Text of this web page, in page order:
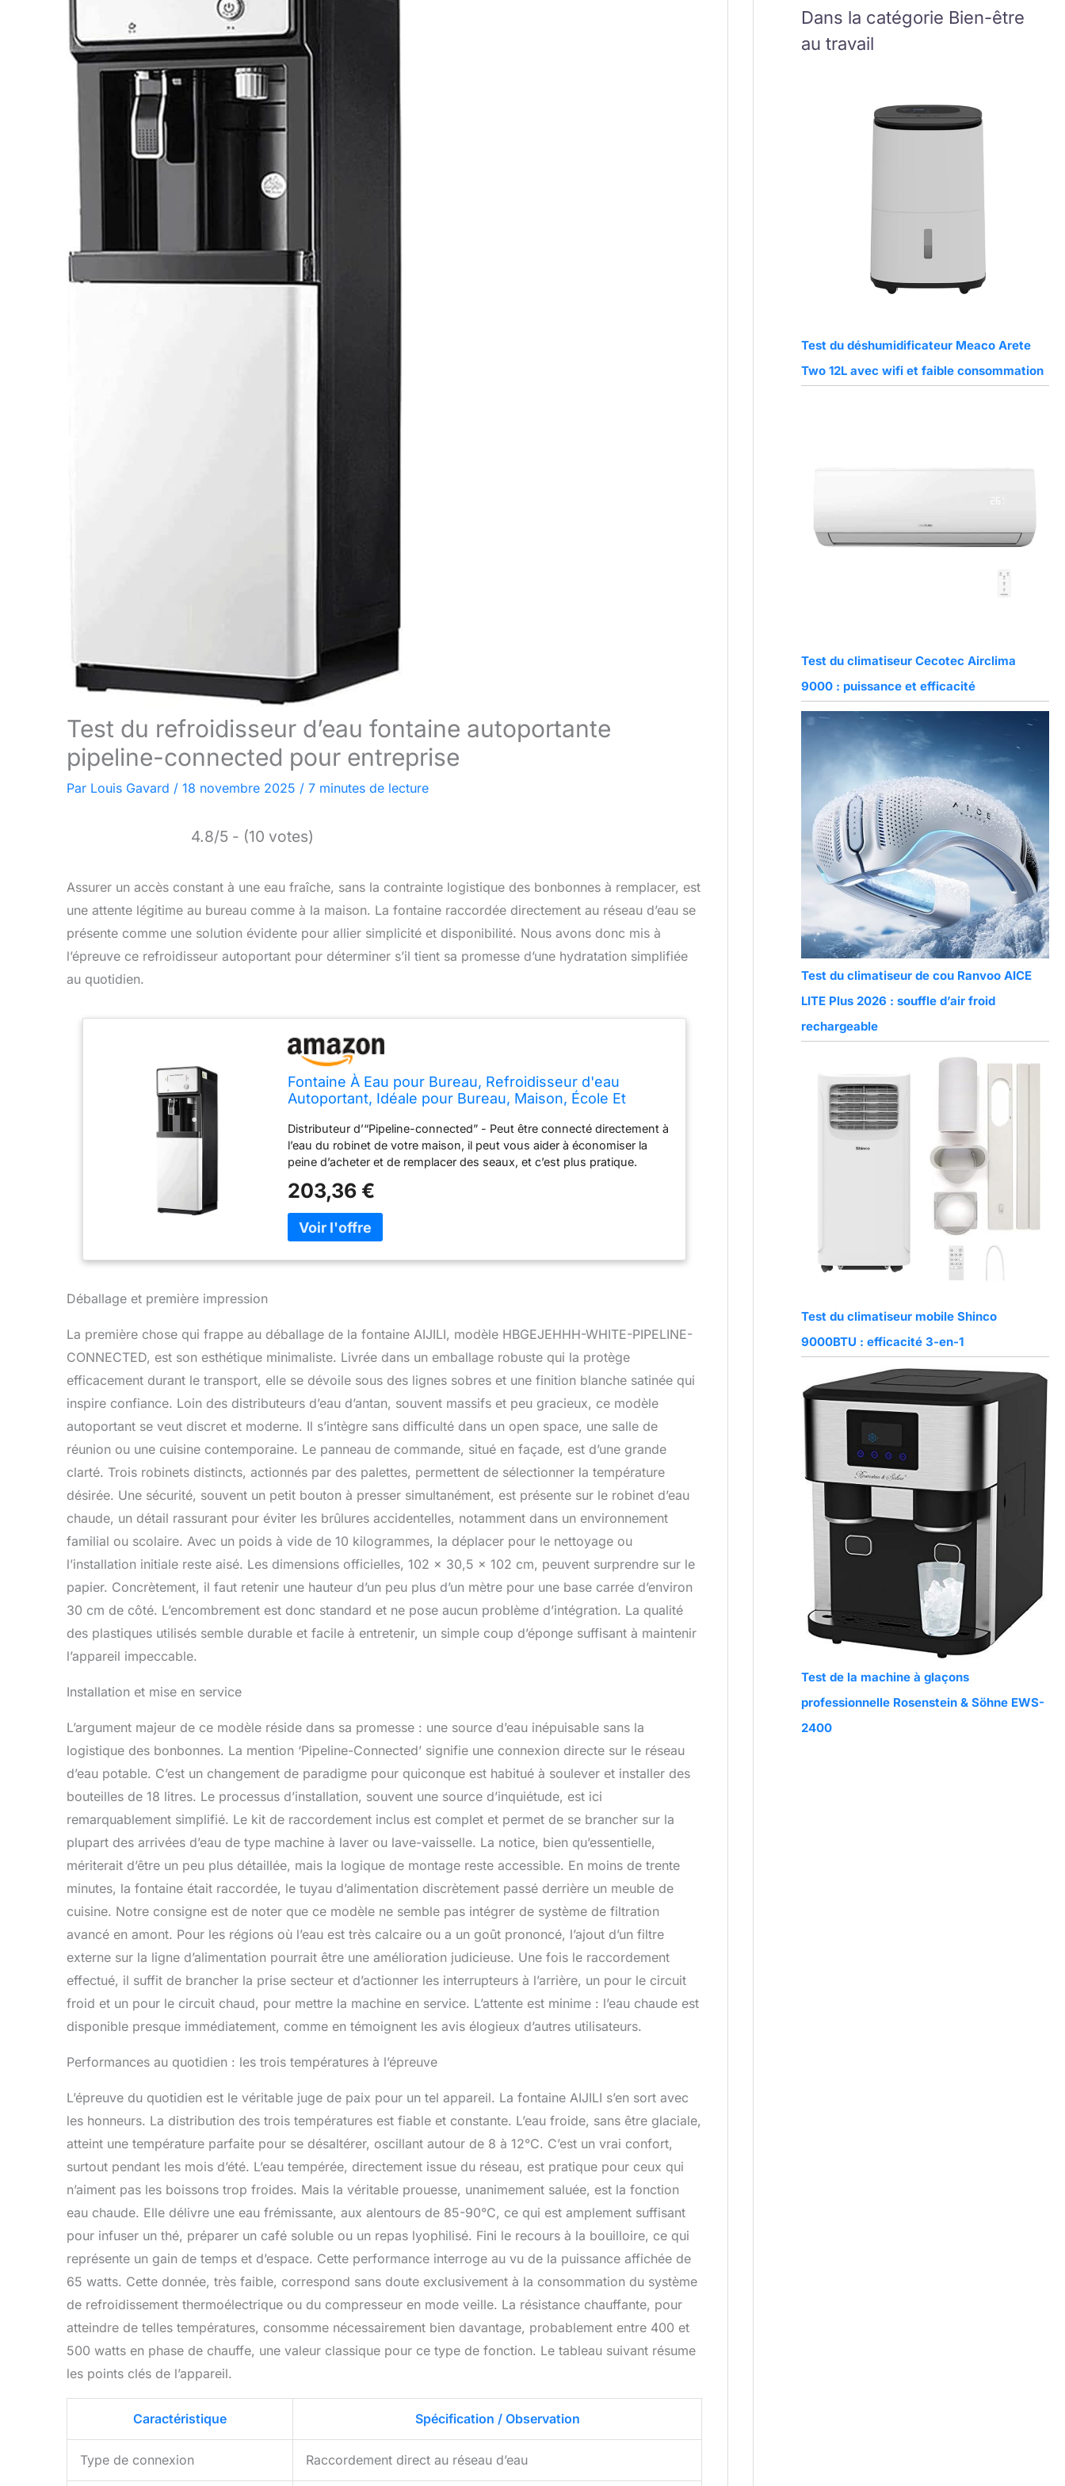
Test du refroidisseur d’eau fontaine autoportante
pipeline-connected pour entreprise
Par Louis Gavard / 18 novembre 2025 / 7 minutes de lecture
4.8/5 - (10 votes)
Assurer un accès constant à une eau fraîche, sans la contrainte logistique des bonbonnes à remplacer, est
une attente légitime au bureau comme à la maison. La fontaine raccordée directement au réseau d’eau se
présente comme une solution évidente pour allier simplicité et disponibilité. Nous avons donc mis à
l’épreuve ce refroidisseur autoportant pour déterminer s’il tient sa promesse d’une hydratation simplifiée
au quotidien.
Fontaine À Eau pour Bureau, Refroidisseur d'eau
Autoportant, Idéale pour Bureau, Maison, École Et
Distributeur d’“Pipeline-connected” - Peut être connecté directement à
l’eau du robinet de votre maison, il peut vous aider à économiser la
peine d’acheter et de remplacer des seaux, et c’est plus pratique.
bouteille à utiliser, adaptée aux familles ayant des exigences de qualité
de l’eau plus élevées. Son seau est placé dans une armoire sous le
distributeur d’eau, ce qui est plus économique en main-d’œuvre et
plus esthétique. Conception de 3 modes de température de l’eau :
réfrigération, température ambiante, eau chaude. température de
intérieurs sans occuper d'espace excessif, résistant parfaitement à une
utilisation fréquente et intensive. Adapté à une multitude de scénarios :
Assurez l'hydratation de tous grâce à ce distributeur d'eau hautement
fonctionnel. Idéal pour les maisons, les bureaux, les centres
commerciales, etc.
203,36 €
Déballage et première impression
La première chose qui frappe au déballage de la fontaine AIJILI, modèle HBGEJEHHH-WHITE-PIPELINE-
CONNECTED, est son esthétique minimaliste. Livrée dans un emballage robuste qui la protège
efficacement durant le transport, elle se dévoile sous des lignes sobres et une finition blanche satinée qui
inspire confiance. Loin des distributeurs d’eau d’antan, souvent massifs et peu gracieux, ce modèle
autoportant se veut discret et moderne. Il s’intègre sans difficulté dans un open space, une salle de
réunion ou une cuisine contemporaine. Le panneau de commande, situé en façade, est d’une grande
clarté. Trois robinets distincts, actionnés par des palettes, permettent de sélectionner la température
désirée. Une sécurité, souvent un petit bouton à presser simultanément, est présente sur le robinet d’eau
chaude, un détail rassurant pour éviter les brûlures accidentelles, notamment dans un environnement
familial ou scolaire. Avec un poids à vide de 10 kilogrammes, la déplacer pour le nettoyage ou
l’installation initiale reste aisé. Les dimensions officielles, 102 x 30,5 x 102 cm, peuvent surprendre sur le
papier. Concrètement, il faut retenir une hauteur d’un peu plus d’un mètre pour une base carrée d’environ
30 cm de côté. L’encombrement est donc standard et ne pose aucun problème d’intégration. La qualité
des plastiques utilisés semble durable et facile à entretenir, un simple coup d’éponge suffisant à maintenir
l’appareil impeccable.
Installation et mise en service
L’argument majeur de ce modèle réside dans sa promesse : une source d’eau inépuisable sans la
logistique des bonbonnes. La mention ‘Pipeline-Connected’ signifie une connexion directe sur le réseau
d’eau potable. C’est un changement de paradigme pour quiconque est habitué à soulever et installer des
bouteilles de 18 litres. Le processus d’installation, souvent une source d’inquiétude, est ici
remarquablement simplifié. Le kit de raccordement inclus est complet et permet de se brancher sur la
plupart des arrivées d’eau de type machine à laver ou lave-vaisselle. La notice, bien qu’essentielle,
mériterait d’être un peu plus détaillée, mais la logique de montage reste accessible. En moins de trente
minutes, la fontaine était raccordée, le tuyau d’alimentation discrètement passé derrière un meuble de
cuisine. Notre consigne est de noter que ce modèle ne semble pas intégrer de système de filtration
avancé en amont. Pour les régions où l’eau est très calcaire ou a un goût prononcé, l’ajout d’un filtre
externe sur la ligne d’alimentation pourrait être une amélioration judicieuse. Une fois le raccordement
effectué, il suffit de brancher la prise secteur et d’actionner les interrupteurs à l’arrière, un pour le circuit
froid et un pour le circuit chaud, pour mettre la machine en service. L’attente est minime : l’eau chaude est
disponible presque immédiatement, comme en témoignent les avis élogieux d’autres utilisateurs.
Performances au quotidien : les trois températures à l’épreuve
L’épreuve du quotidien est le véritable juge de paix pour un tel appareil. La fontaine AIJILI s’en sort avec
les honneurs. La distribution des trois températures est fiable et constante. L’eau froide, sans être glaciale,
atteint une température parfaite pour se désaltérer, oscillant autour de 8 à 12°C. C’est un vrai confort,
surtout pendant les mois d’été. L’eau tempérée, directement issue du réseau, est pratique pour ceux qui
n’aiment pas les boissons trop froides. Mais la véritable prouesse, unanimement saluée, est la fonction
eau chaude. Elle délivre une eau frémissante, aux alentours de 85-90°C, ce qui est amplement suffisant
pour infuser un thé, préparer un café soluble ou un repas lyophilisé. Fini le recours à la bouilloire, ce qui
représente un gain de temps et d’espace. Cette performance interroge au vu de la puissance affichée de
65 watts. Cette donnée, très faible, correspond sans doute exclusivement à la consommation du système
de refroidissement thermoélectrique ou du compresseur en mode veille. La résistance chauffante, pour
atteindre de telles températures, consomme nécessairement bien davantage, probablement entre 400 et
500 watts en phase de chauffe, une valeur classique pour ce type de fonction. Le tableau suivant résume
les points clés de l’appareil.
Caractéristique Spécification / Observation
Type de connexion Raccordement direct au réseau d’eau
Dans la catégorie Bien-être
au travail
Test du déshumidificateur Meaco Arete
Two 12L avec wifi et faible consommation
Test du climatiseur Cecotec Airclima
9000 : puissance et efficacité
Test du climatiseur de cou Ranvoo AICE
LITE Plus 2026 : souffle d’air froid
rechargeable
Test du climatiseur mobile Shinco
9000BTU : efficacité 3-en-1
Test de la machine à glaçons
professionnelle Rosenstein & Söhne EWS-
2400